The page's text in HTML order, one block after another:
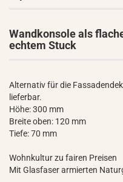
Wandkonsole als
echtem Stuck
Alternativ für die
lieferbar.
Höhe: 300 mm
Breite oben: 120 mm
Tiefe: 70 mm
Wohnkultur zu fairen Preisen
Mit Glasfaser armierten